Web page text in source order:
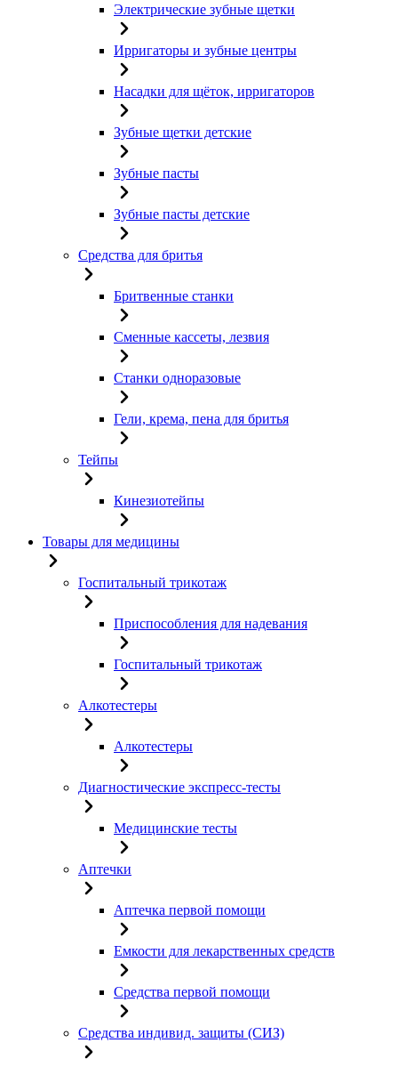
Электрические зубные щетки
Ирригаторы и зубные центры
Насадки для щёток, ирригаторов
Зубные щетки детские
Зубные пасты
Зубные пасты детские
Средства для бритья
Бритвенные станки
Сменные кассеты, лезвия
Станки одноразовые
Гели, крема, пена для бритья
Тейпы
Кинезиотейпы
Товары для медицины
Госпитальный трикотаж
Приспособления для надевания
Госпитальный трикотаж
Алкотестеры
Алкотестеры
Диагностические экспресс-тесты
Медицинские тесты
Аптечки
Аптечка первой помощи
Емкости для лекарственных средств
Средства первой помощи
Средства индивид. защиты (СИЗ)